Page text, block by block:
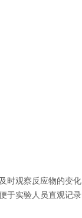
时观察反应物的变
便于实验人员直观